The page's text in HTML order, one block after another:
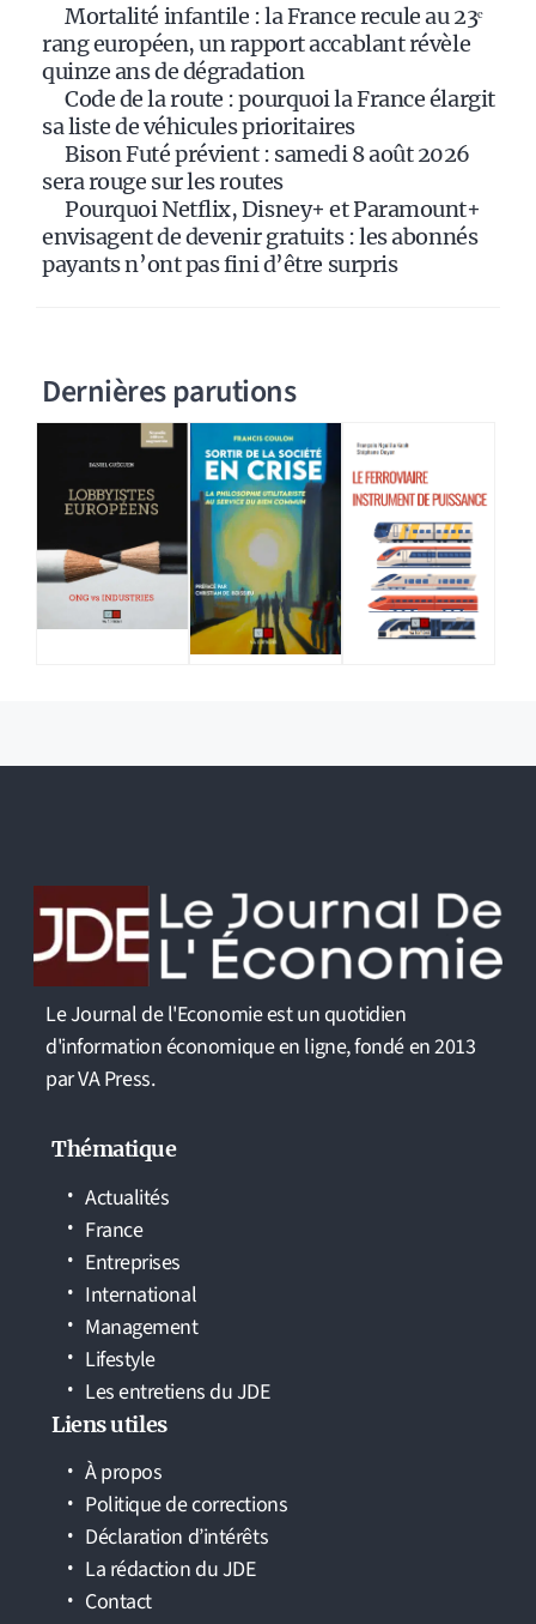
Mortalité infantile : la France recule au 23ᵉ
rang européen, un rapport accablant révèle
quinze ans de dégradation
Code de la route : pourquoi la France élargit
sa liste de véhicules prioritaires
Bison Futé prévient : samedi 8 août 2026
sera rouge sur les routes
Pourquoi Netflix, Disney+ et Paramount+
envisagent de devenir gratuits : les abonnés
payants n’ont pas fini d’être surpris
Dernières parutions
Le Journal de l'Economie est un quotidien
d'information économique en ligne, fondé en 2013
par VA Press.
Thématique
Actualités
France
Entreprises
International
Management
Lifestyle
Les entretiens du JDE
Liens utiles
À propos
Politique de corrections
Déclaration d’intérêts
La rédaction du JDE
Contact